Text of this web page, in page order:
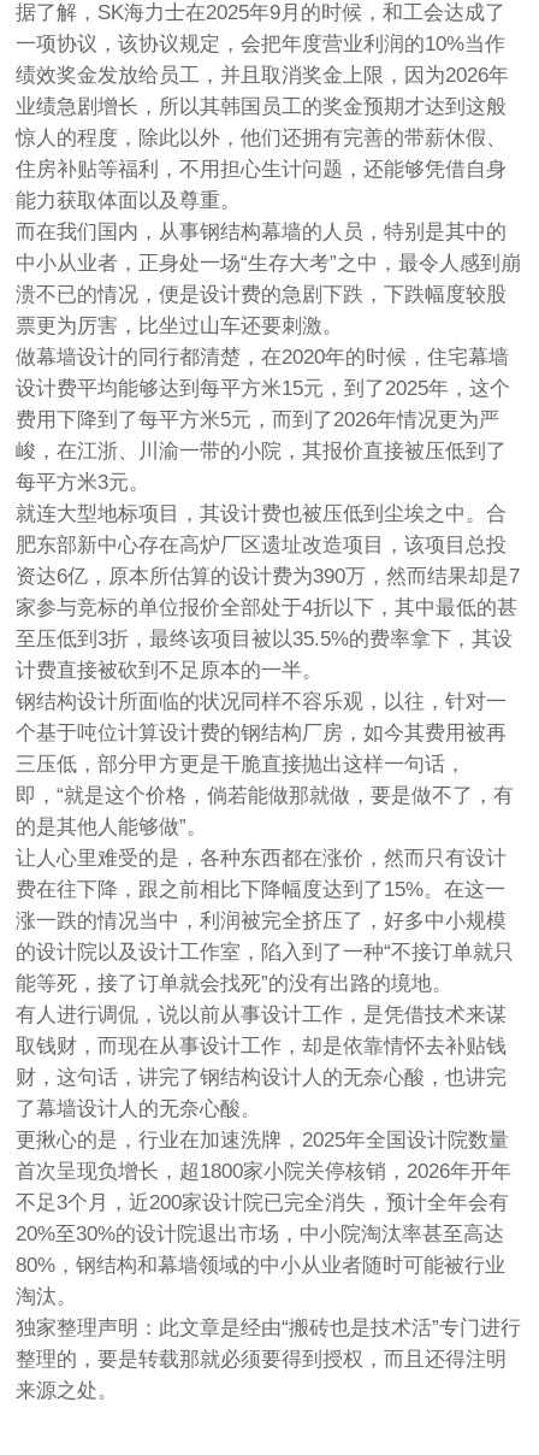
据了解，SK海力士在2025年9月的时候，和工会达成了
一项协议，该协议规定，会把年度营业利润的10%当作
绩效奖金发放给员工，并且取消奖金上限，因为2026年
业绩急剧增长，所以其韩国员工的奖金预期才达到这般
惊人的程度，除此以外，他们还拥有完善的带薪休假、
住房补贴等福利，不用担心生计问题，还能够凭借自身
能力获取体面以及尊重。
而在我们国内，从事钢结构幕墙的人员，特别是其中的
中小从业者，正身处一场“生存大考”之中，最令人感到崩
溃不已的情况，便是设计费的急剧下跌，下跌幅度较股
票更为厉害，比坐过山车还要刺激。
做幕墙设计的同行都清楚，在2020年的时候，住宅幕墙
设计费平均能够达到每平方米15元，到了2025年，这个
费用下降到了每平方米5元，而到了2026年情况更为严
峻，在江浙、川渝一带的小院，其报价直接被压低到了
每平方米3元。
就连大型地标项目，其设计费也被压低到尘埃之中。合
肥东部新中心存在高炉厂区遗址改造项目，该项目总投
资达6亿，原本所估算的设计费为390万，然而结果却是7
家参与竞标的单位报价全部处于4折以下，其中最低的甚
至压低到3折，最终该项目被以35.5%的费率拿下，其设
计费直接被砍到不足原本的一半。
钢结构设计所面临的状况同样不容乐观，以往，针对一
个基于吨位计算设计费的钢结构厂房，如今其费用被再
三压低，部分甲方更是干脆直接抛出这样一句话，
即，“就是这个价格，倘若能做那就做，要是做不了，有
的是其他人能够做”。
让人心里难受的是，各种东西都在涨价，然而只有设计
费在往下降，跟之前相比下降幅度达到了15%。在这一
涨一跌的情况当中，利润被完全挤压了，好多中小规模
的设计院以及设计工作室，陷入到了一种“不接订单就只
能等死，接了订单就会找死”的没有出路的境地。
有人进行调侃，说以前从事设计工作，是凭借技术来谋
取钱财，而现在从事设计工作，却是依靠情怀去补贴钱
财，这句话，讲完了钢结构设计人的无奈心酸，也讲完
了幕墙设计人的无奈心酸。
更揪心的是，行业在加速洗牌，2025年全国设计院数量
首次呈现负增长，超1800家小院关停核销，2026年开年
不足3个月，近200家设计院已完全消失，预计全年会有
20%至30%的设计院退出市场，中小院淘汰率甚至高达
80%，钢结构和幕墙领域的中小从业者随时可能被行业
淘汰。
独家整理声明：此文章是经由“搬砖也是技术活”专门进行
整理的，要是转载那就必须要得到授权，而且还得注明
来源之处。